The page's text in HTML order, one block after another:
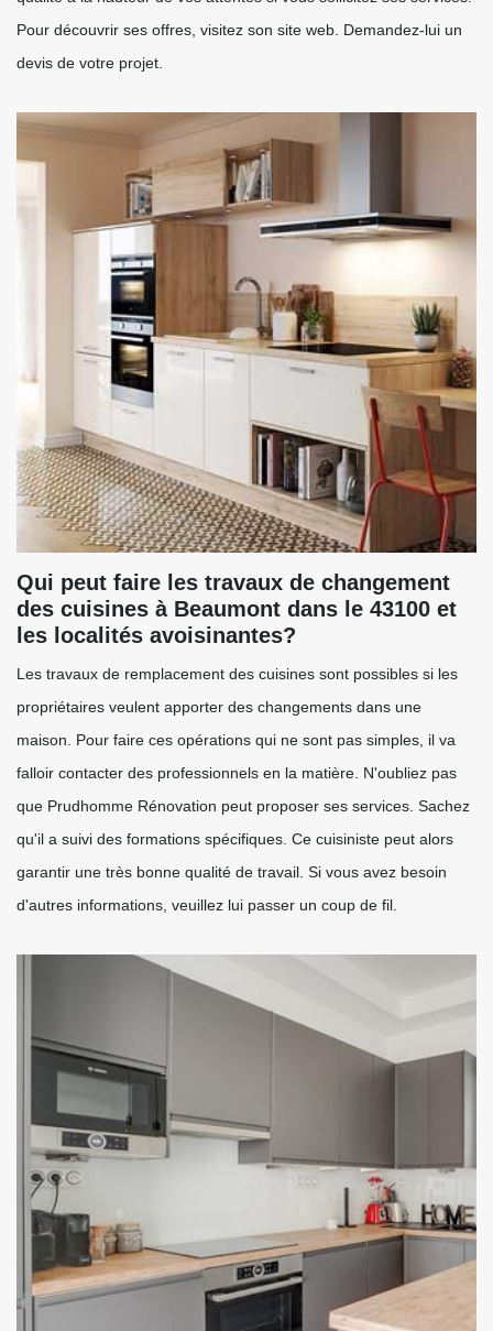
Pour découvrir ses offres, visitez son site web. Demandez-lui un
devis de votre projet.
Qui peut faire les travaux de changement
des cuisines à Beaumont dans le 43100 et
les localités avoisinantes?
Les travaux de remplacement des cuisines sont possibles si les
propriétaires veulent apporter des changements dans une
maison. Pour faire ces opérations qui ne sont pas simples, il va
falloir contacter des professionnels en la matière. N'oubliez pas
que Prudhomme Rénovation peut proposer ses services. Sachez
qu'il a suivi des formations spécifiques. Ce cuisiniste peut alors
garantir une très bonne qualité de travail. Si vous avez besoin
d'autres informations, veuillez lui passer un coup de fil.